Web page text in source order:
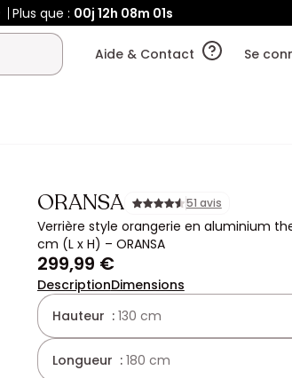
Plus que : 00j 12h 08m 00s
Aide & Contact Se
ORANSA 51 avis
Verrière style orangerie en aluminium
cm (L x H) – ORANSA
299,99 €
DescriptionDimensions
Hauteur : 130 cm
Longueur : 180 cm